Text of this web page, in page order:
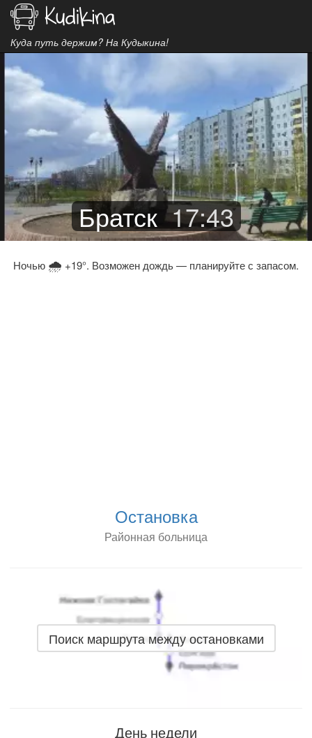
Куда путь держим? На Кудыкина!
Братск 17:43
Ночью 🌧 +19°. Возможен дождь — планируйте с запасом.
Остановка
Районная больница
Поиск маршрута между остановками
День недели